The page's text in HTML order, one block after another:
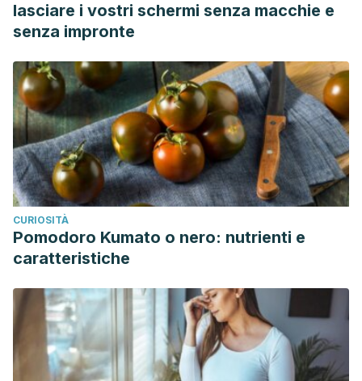
lasciare i vostri schermi senza macchie e
senza impronte
CURIOSITÀ
Pomodoro Kumato o nero: nutrienti e
caratteristiche